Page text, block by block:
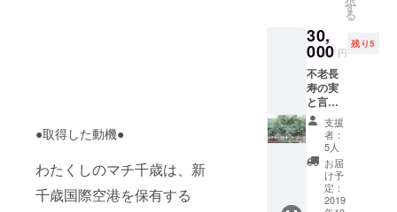
●取得した動機●
わたくしのマチ千歳は、新
千歳国際空港を保有する
権」等
です。
優勝者
には八
丸セレ
クト
キャン
プギア
プレゼ
ントが
ありま
す。
トレッ
スンを
受ける
ことが
でき、
非常に
実践的
かつレ
アな
レッス
ンにな
ること
間違い
でき、
非常に
実践的
かつレ
アな
レッス
ンにな
ること
間違い
なしで
す。
4）キャ
生秋鮭
のた
め、一
部離島
への発
送がで
きない
ため、
ご心配
な方は
事前に
お問い
合わせ
い。 ・
予約日
などは
藤本と
調整し
ていた
だきま
す。
ン向け
寝袋、
モンベ
ル＃
３）×
２ヶ ・
LEDラ
ンタン×
１ヶ
以上５
点セッ
ト合計
14,480
ね、と
ガママ
な貴方
にピッ
タリの
コー
ス。
（キャ
ンプサ
ミット
参加
権・宿
泊権は
ついて
す
る
30,
000 円
残り5
不老長
寿の実
と言わ
れるハ
スカッ
プ。キ
ヨミ
キャン
プ場に
は立派
支援
者：
5人
お届
け予
定：
2019